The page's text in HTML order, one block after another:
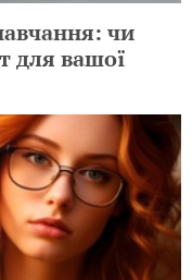
чи
для вашої